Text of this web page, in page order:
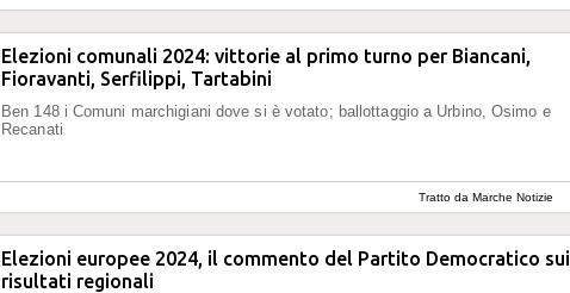
Elezioni comunali 2024: vittorie al primo turno per Biancani,
Fioravanti, Serfilippi, Tartabini
Ben 148 i Comuni marchigiani dove si è votato; ballottaggio a Urbino, Osimo e
Recanati
Tratto da Marche Notizie
Elezioni europee 2024, il commento del Partito Democratico sui
risultati regionali